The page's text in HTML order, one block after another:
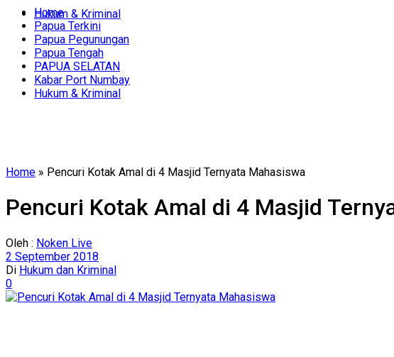
Hukum & Kriminal
Home
Papua Terkini
Papua Pegunungan
Papua Tengah
PAPUA SELATAN
Kabar Port Numbay
Hukum & Kriminal
Home » Pencuri Kotak Amal di 4 Masjid Ternyata Mahasiswa
Pencuri Kotak Amal di 4 Masjid
Oleh : Noken Live
2 September 2018
Di Hukum dan Kriminal
0